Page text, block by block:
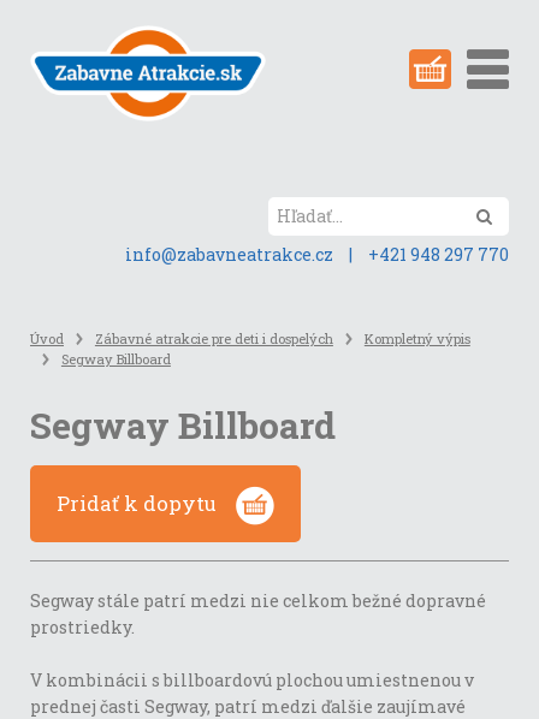
obsah
stránky
info@zabavneatrakce.cz
| +421 948 297 770
Úvod Zábavné atrakcie pre deti i dospelých
Kompletný výpis
Segway Billboard
Segway Billboard
Pridať k dopytu
Segway stále patrí medzi nie celkom bežné dopravné
prostriedky.
V kombinácii s billboardovú plochou umiestnenou v
prednej časti Segway, patrí medzi ďalšie zaujímavé